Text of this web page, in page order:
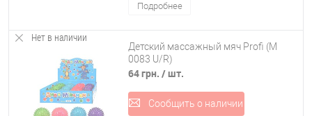
Подробнее
Нет в наличии
Детский массажный мяч Profi (M
0083 U/R)
64 грн. / шт.
Сообщить о наличии